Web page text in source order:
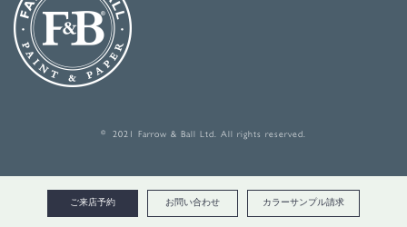
ご来店予約 お問い合わせ カラーサンプル請求
© 2021 Farrow & Ball Ltd. All rights reserved.